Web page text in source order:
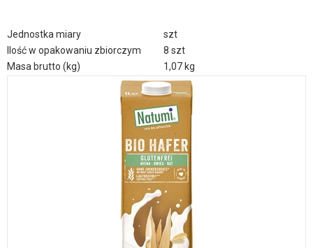
Jednostka miary
szt
Ilość w opakowaniu zbiorczym
8 szt
Masa brutto (kg)
1,07 kg